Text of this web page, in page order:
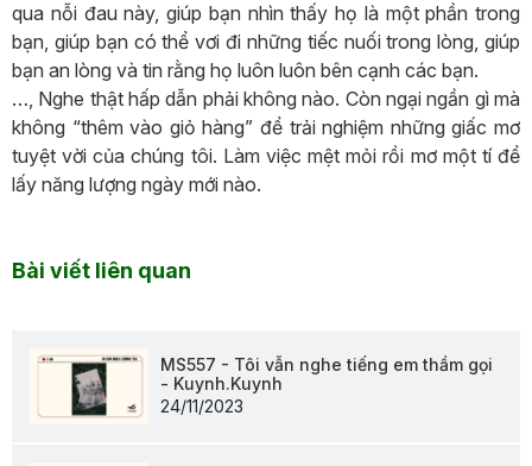
qua nỗi đau này, giúp bạn nhìn thấy họ là một phần trong
bạn, giúp bạn có thể vơi đi những tiếc nuối trong lòng, giúp
bạn an lòng và tin rằng họ luôn luôn bên cạnh các bạn.
…, Nghe thật hấp dẫn phải không nào. Còn ngại ngần gì mà
không “thêm vào giỏ hàng” để trải nghiệm những giấc mơ
tuyệt vời của chúng tôi. Làm việc mệt mỏi rồi mơ một tí để
lấy năng lượng ngày mới nào.
Bài viết liên quan
MS557 - Tôi vẫn nghe tiếng em thầm gọi
- Kuynh.Kuynh
24/11/2023